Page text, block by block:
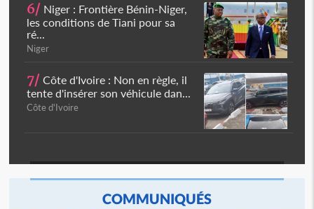
6/ Niger : Frontière Bénin-Niger,
les conditions de Tiani pour sa
ré...
Niger
7/ Côte d'Ivoire : Non en règle, il
tente d'insérer son véhicule dan...
Côte d'Ivoire
COMMUNIQUÉS